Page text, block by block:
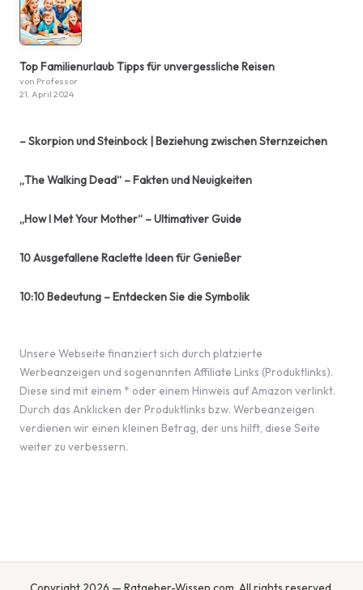
Top Familienurlaub Tipps für unvergessliche Reisen
von Professor
21. April 2024
– Skorpion und Steinbock | Beziehung zwischen Sternzeichen
„The Walking Dead“ – Fakten und Neuigkeiten
„How I Met Your Mother“ – Ultimativer Guide
10 Ausgefallene Raclette Ideen für Genießer
10:10 Bedeutung – Entdecken Sie die Symbolik
Unsere Webseite finanziert sich durch platzierte
Werbeanzeigen und sogenannten Affiliate Links (Produktlinks).
Diese sind mit einem * oder einem Hinweis auf Amazon verlinkt.
Durch das Anklicken der Produktlinks bzw. Werbeanzeigen
verdienen wir einen kleinen Betrag, der uns hilft, diese Seite
weiter zu verbessern.